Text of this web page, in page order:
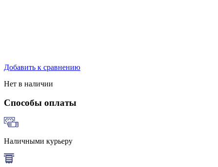
Добавить к сравнению
Нет в наличии
Способы оплаты
Наличными курьеру